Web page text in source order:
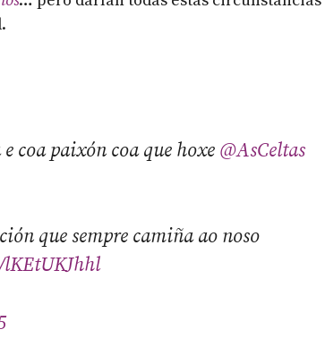
coa paixón coa que hoxe @AsCeltas
que sempre camiña ao noso